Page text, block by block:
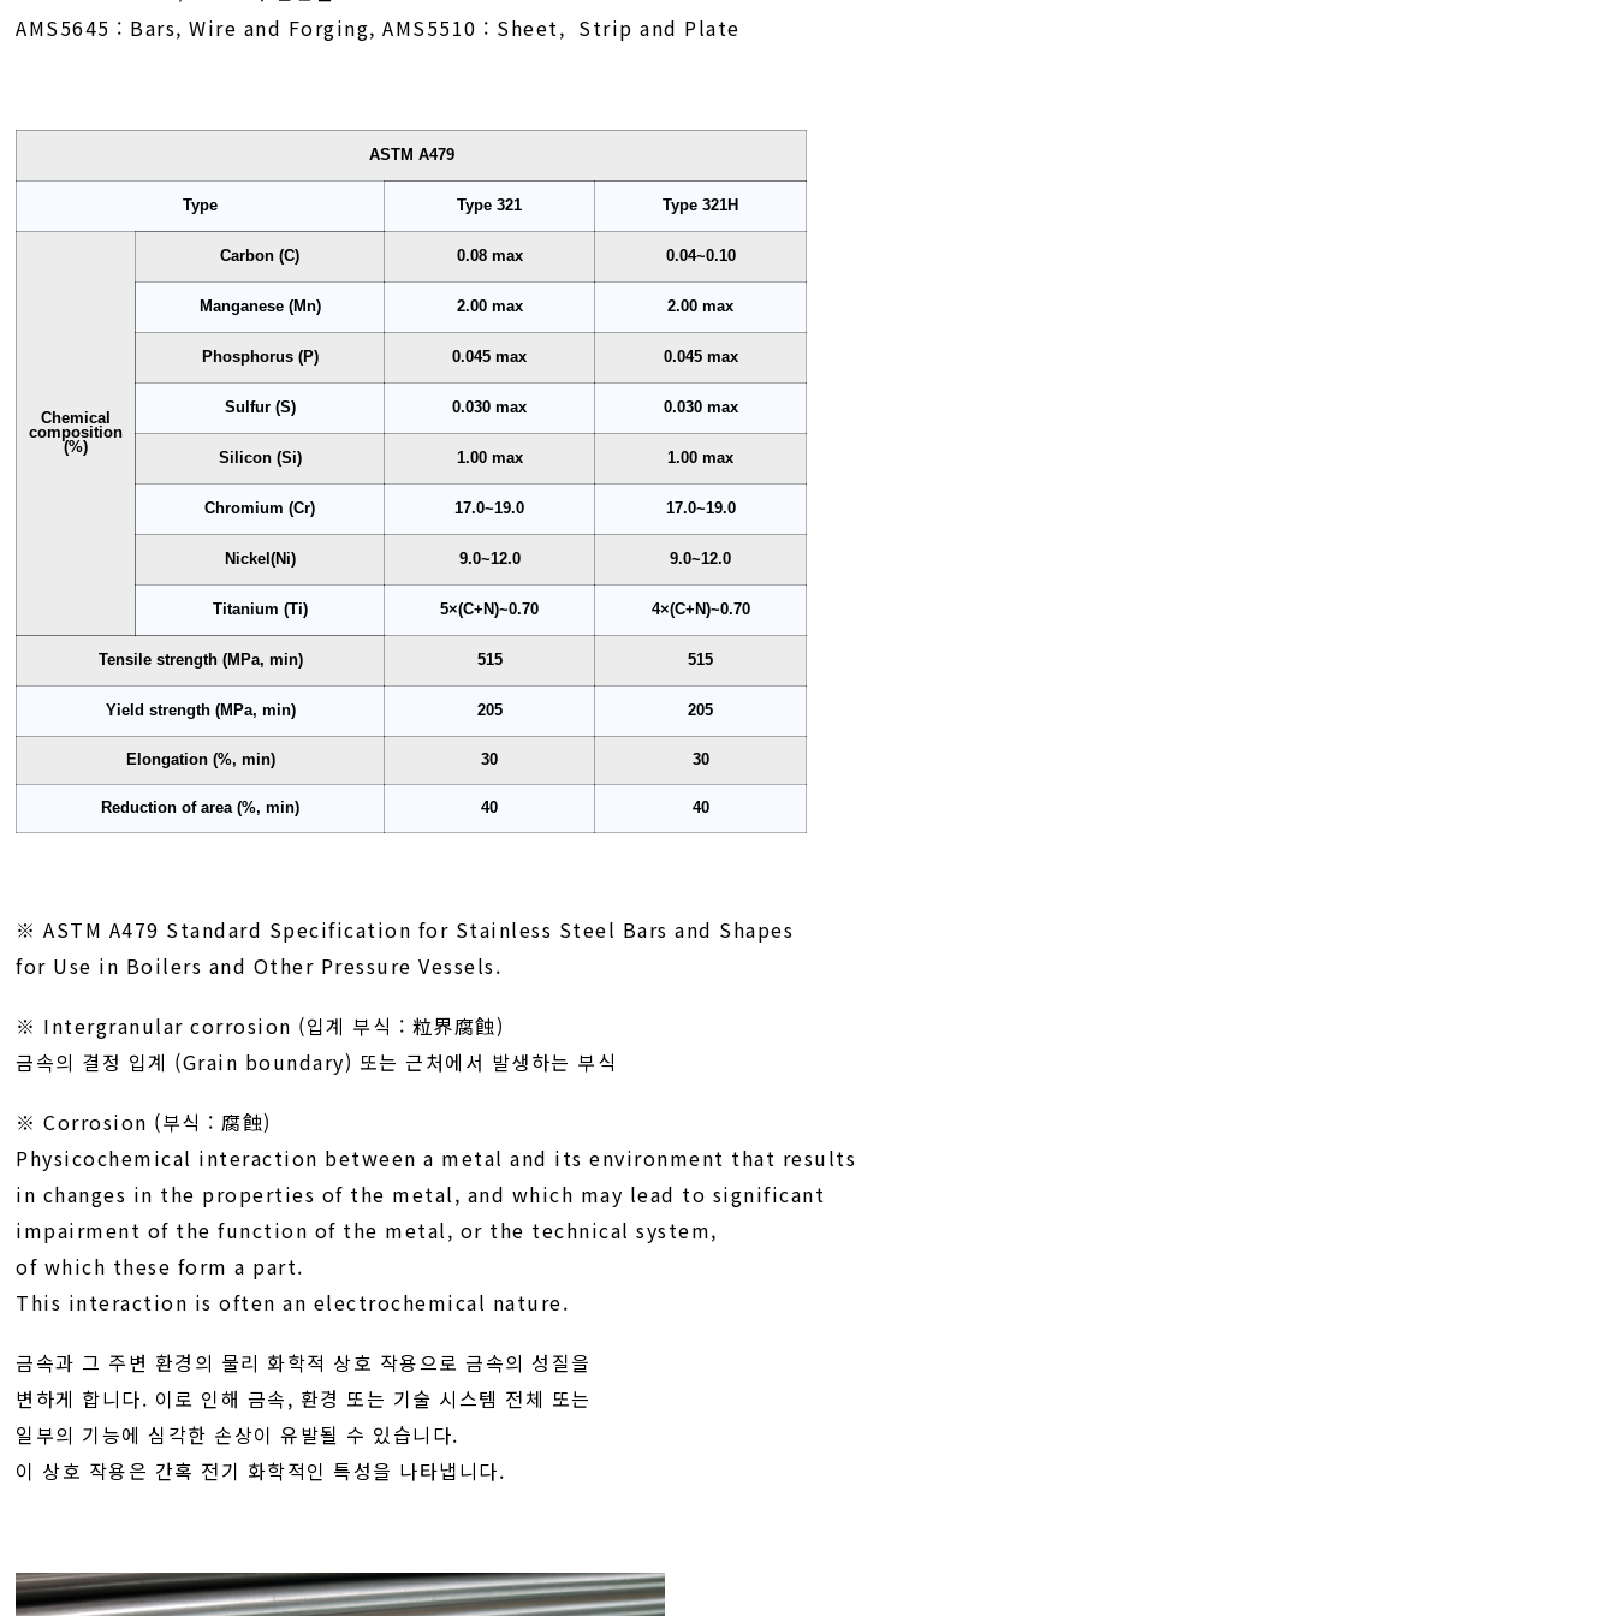
AMS5645 : Bars, Wire and Forging, AMS5510 : Sheet, Strip and Plate
ASTM A479
Type Type 321 Type 321H
Chemical
composition
(%)
Carbon (C) 0.08 max 0.04~0.10
Manganese (Mn) 2.00 max 2.00 max
Phosphorus (P) 0.045 max 0.045 max
Sulfur (S) 0.030 max 0.030 max
Silicon (Si) 1.00 max 1.00 max
Chromium (Cr) 17.0~19.0 17.0~19.0
Nickel(Ni) 9.0~12.0 9.0~12.0
Titanium (Ti) 5×(C+N)~0.70 4×(C+N)~0.70
Tensile strength (MPa, min) 515 515
Yield strength (MPa, min) 205 205
Elongation (%, min) 30 30
Reduction of area (%, min) 40 40
※ ASTM A479 Standard Specification for Stainless Steel Bars and Shapes
for Use in Boilers and Other Pressure Vessels.
※ Intergranular corrosion (입계 부식 : 粒界腐蝕)
금속의 결정 입계 (Grain boundary) 또는 근처에서 발생하는 부식
※ Corrosion (부식 : 腐蝕)
Physicochemical interaction between a metal and its environment that results
in changes in the properties of the metal, and which may lead to significant
impairment of the function of the metal, or the technical system,
of which these form a part.
This interaction is often an electrochemical nature.
금속과 그 주변 환경의 물리 화학적 상호 작용으로 금속의 성질을
변하게 합니다. 이로 인해 금속, 환경 또는 기술 시스템 전체 또는
일부의 기능에 심각한 손상이 유발될 수 있습니다.
이 상호 작용은 간혹 전기 화학적인 특성을 나타냅니다.